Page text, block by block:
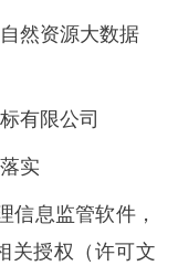
然资源大数据
有限公司
实
信息监管软件，
关授权（许可文